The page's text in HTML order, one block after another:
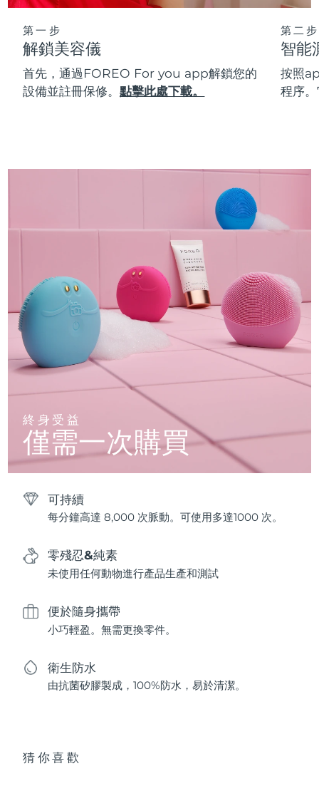
第一步
解鎖美容儀
首先，通過FOREO For you app解鎖您的
設備並註冊保修。點擊此處下載。
第二步
智能
按照
程序
終身受益
僅需一次購買
可持續
每分鐘高達 8,000 次脈動。可使用多達1000 次。
零殘忍&純素
未使用任何動物進行產品生產和測試
便於隨身攜帶
小巧輕盈。無需更換零件。
衛生防水
由抗菌矽膠製成，100%防水，易於清潔。
猜你喜歡